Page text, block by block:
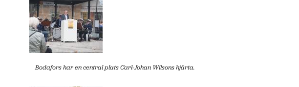
Bodafors har en central plats Carl-Johan Wilsons hjärta.